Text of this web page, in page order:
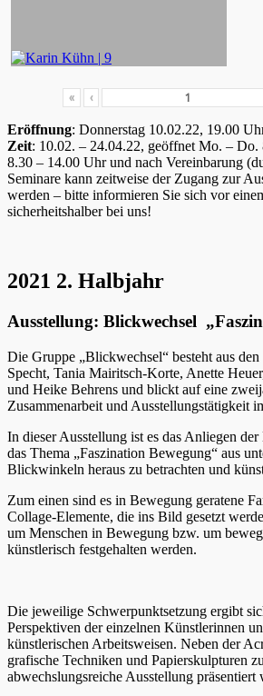
« ‹
Eröffnung: Donnerstag 10.02.22, 19.00
Zeit: 10.02. – 24.04.22, geöffnet Mo. – Do.
8.30 – 14.00 Uhr und nach Vereinbarung
Seminare kann zeitweise der Zugang zur
werden – bitte informieren Sie sich vor
sicherheitshalber bei uns!
2021 2. Halbjahr
Ausstellung: Blickwechsel
Die Gruppe „Blickwechsel“ besteht aus
Specht, Tania Mairitsch-Korte, Anette
und Heike Behrens und blickt auf eine
Zusammenarbeit und Ausstellungstätigkeit
In dieser Ausstellung ist es das Anliegen
das Thema „Faszination Bewegung“ aus
Blickwinkeln heraus zu betrachten und
Zum einen sind es in Bewegung geratene
Collage-Elemente, die ins Bild gesetzt
um Menschen in Bewegung bzw. um
künstlerisch festgehalten werden.
Die jeweilige Schwerpunktsetzung ergibt
Perspektiven der einzelnen Künstlerinnen
künstlerischen Arbeitsweisen. Neben der
grafische Techniken und Papierskulpturen
abwechslungsreiche Ausstellung präsentiert